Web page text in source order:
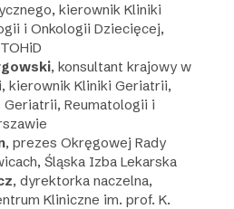
kierownik Kliniki
i Onkologii Dziecięcej,
, konsultant krajowy w
kierownik Kliniki Geriatrii,
Reumatologii i
, prezes Okręgowej Rady
Śląska Izba Lekarska
, dyrektorka naczelna,
Kliniczne im. prof. K.